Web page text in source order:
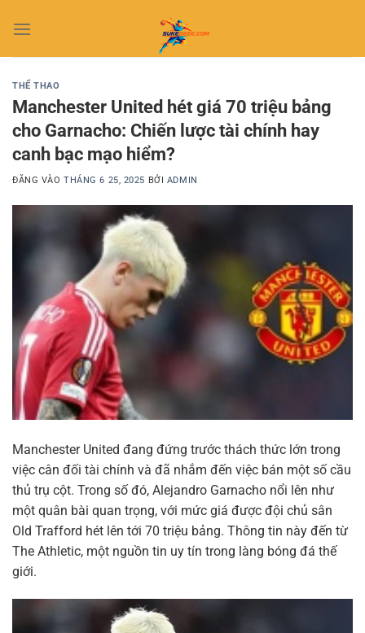
qua
THỂ THAO
Manchester United hét giá 70 triệu bảng
cho Garnacho: Chiến lược tài chính hay
canh bạc mạo hiểm?
ĐĂNG VÀOTHÁNG 6 25, 2025 BỞI ADMIN
Manchester United đang đứng trước thách thức lớn trong
việc cân đối tài chính và đã nhắm đến việc bán một số cầu
thủ trụ cột. Trong số đó, Alejandro Garnacho nổi lên như
một quân bài quan trọng, với mức giá được đội chủ sân
Old Trafford hét lên tới 70 triệu bảng. Thông tin này đến từ
The Athletic, một nguồn tin uy tín trong làng bóng đá thế
giới.